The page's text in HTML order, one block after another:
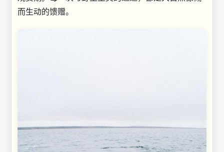
而生动的馈赠。